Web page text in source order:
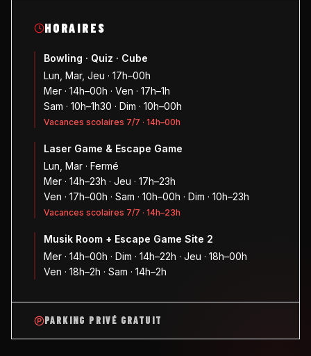
HORAIRES
Bowling · Quiz · Cube
Lun, Mar, Jeu · 17h–00h
Mer · 14h–00h · Ven · 17h–1h
Sam · 10h–1h30 · Dim · 10h–00h
Vacances scolaires 7/7 · 14h–00h
Laser Game & Escape Game
Lun, Mar · Fermé
Mer · 14h–23h · Jeu · 17h–23h
Ven · 17h–00h · Sam · 10h–00h · Dim · 10h–23h
Vacances scolaires 7/7 · 14h–23h
Musik Room + Escape Game Site 2
Mer · 14h–00h · Dim · 14h–22h · Jeu · 18h–00h
Ven · 18h–2h · Sam · 14h–2h
PARKING PRIVÉ GRATUIT